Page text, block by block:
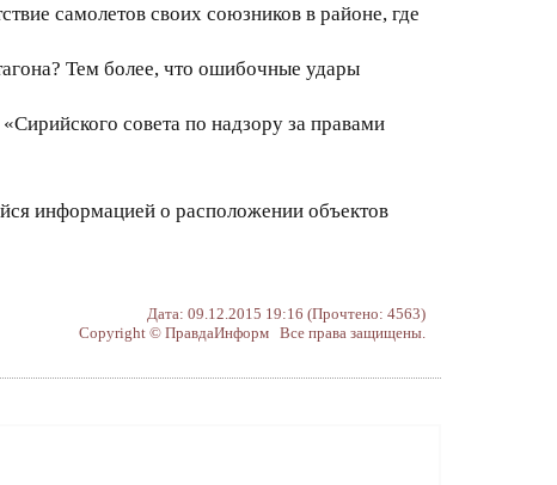
самолетов своих союзников в районе, где
Тем более, что ошибочные удары
совета по надзору за правами
информацией о расположении объектов
Дата: 09.12.2015 19:16 (Прочтено: 4563)
Copyright © ПравдаИнформ Все права защищены.